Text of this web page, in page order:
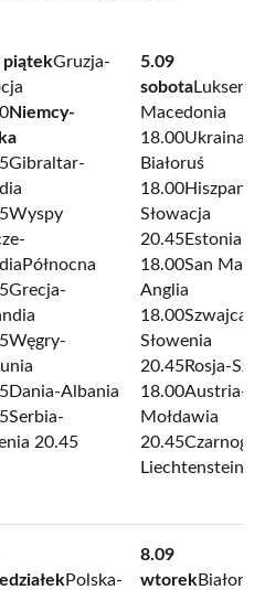
piątekGruzja-
Niemcy-
Albania
20.45
5.09
sobota
Macedonia
18.00Ukraina-
Białoruś
18.00Hiszpania-
Słowacja
20.45Estonia-
18.00San
Anglia
Słowenia
20.45Rosja-
18.00Austria-
Mołdawia
Liechtenstein
Polska-
8.09
wtorek